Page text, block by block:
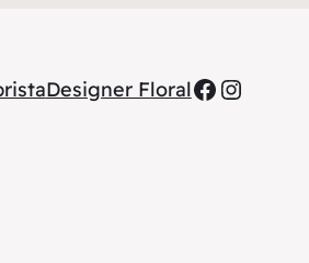
Designer FloralFacebook